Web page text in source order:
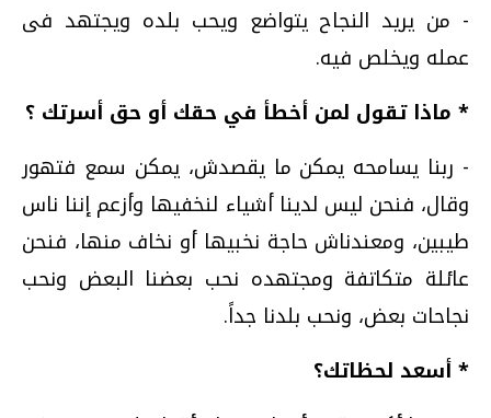
- من يريد النجاح يتواضع ويحب بلده ويجتهد فى
عمله ويخلص فيه.
* ماذا تقول لمن أخطأ في حقك أو حق أسرتك ؟
- ربنا يسامحه يمكن ما يقصدش، يمكن سمع فتهور
وقال، فنحن ليس لدينا أشياء لنخفيها وأزعم إننا ناس
طيبين، ومعندناش حاجة نخبيها أو نخاف منها، فنحن
عائلة متكاتفة ومجتهده نحب بعضنا البعض ونحب
نجاحات بعض، ونحب بلدنا جداً.
* أسعد لحظاتك؟